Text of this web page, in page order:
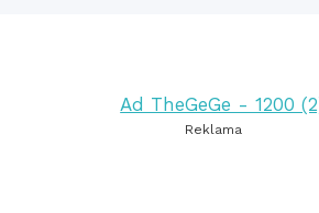
Reklama